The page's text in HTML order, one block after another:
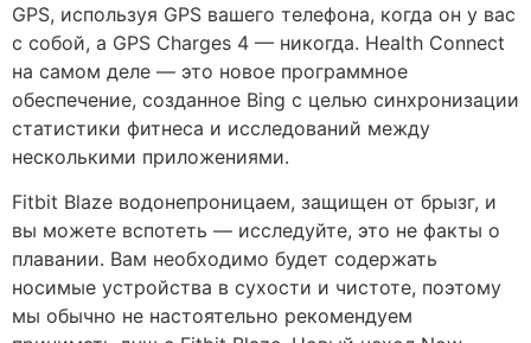
GPS, используя GPS вашего телефона, когда он у вас
с собой, а GPS Charges 4 — никогда. Health Connect
на самом деле — это новое программное
обеспечение, созданное Bing с целью синхронизации
статистики фитнеса и исследований между
несколькими приложениями.
Fitbit Blaze водонепроницаем, защищен от брызг, и
вы можете вспотеть — исследуйте, это не факты о
плавании. Вам необходимо будет содержать
носимые устройства в сухости и чистоте, поэтому
мы обычно не настоятельно рекомендуем